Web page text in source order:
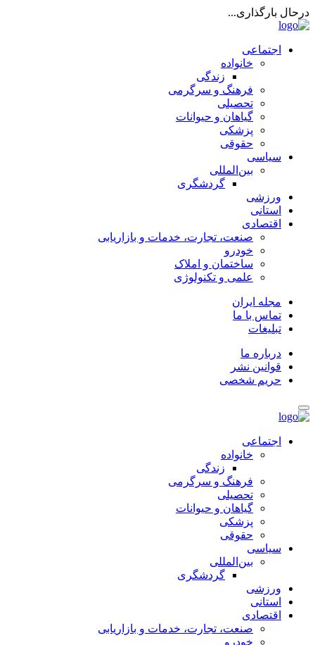
درحال بارگذاری...
اجتماعی
خانواده
زندگی
فرهنگ و سرگرمی
تحصیلی
گیاهان و حیوانات
پزشکی
حقوقی
سیاسی
بین‌المللی
گردشگری
ورزشی
استانی
اقتصادی
صنعت، تجارت، خدمات و بازاریابی
خودرو
ساختمان و املاک
علمی و تکنولوژی
مجله ایران
تماس با ما
تبلیغات
درباره ما
قوانین نشر
حریم شخصی
اجتماعی
خانواده
زندگی
فرهنگ و سرگرمی
تحصیلی
گیاهان و حیوانات
پزشکی
حقوقی
سیاسی
بین‌المللی
گردشگری
ورزشی
استانی
اقتصادی
صنعت، تجارت، خدمات و بازاریابی
خودرو